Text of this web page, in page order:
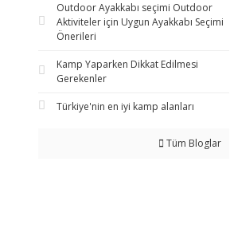
Outdoor Ayakkabı seçimi Outdoor
Aktiviteler için Uygun Ayakkabı Seçimi
Önerileri
Kamp Yaparken Dikkat Edilmesi
Gerekenler
Türkiye'nin en iyi kamp alanları
Tüm Bloglar